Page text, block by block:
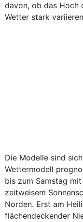
davon, ob das Hoch
Wetter stark
Die Modelle sind
Wettermodell
bis zum Samstag
zeitweisem
Norden. Erst am
flächendeckender